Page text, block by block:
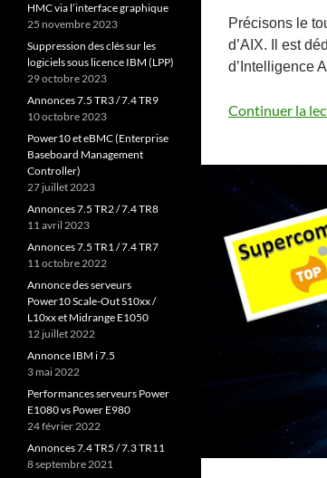
Précisons le
d’AIX. Il est
d’Intelligence
Continuer la
HMC via l’interface graphique
25 novembre 2023
Suppression des clés sur les
logiciels sous licence IBM (LPP)
29 octobre 2023
Annonces 7.5 TR3 / 7.4 TR9
10 octobre 2023
Power10 et eBMC (Enterprise
Baseboard Management
Controller)
27 juillet 2023
Annonces 7.5 TR2 / 7.4 TR8
11 avril 2023
Annonces 7.5 TR1 / 7.4 TR7
11 octobre 2022
Annonce des serveurs
Power10 Scale-Out S10xx /
L10xx et Midrange E1050
12 juillet 2022
Annonce IBM i 7.5
3 mai 2022
Performances serveurs Power
E1080 vs Power E980
24 février 2022
Annonces 7.4 TR5 / 7.3 TR11
8 septembre 2021